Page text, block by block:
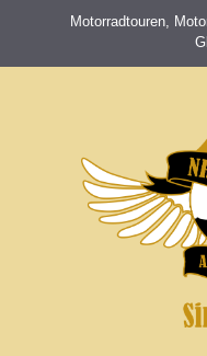
springen
Motorradtouren,